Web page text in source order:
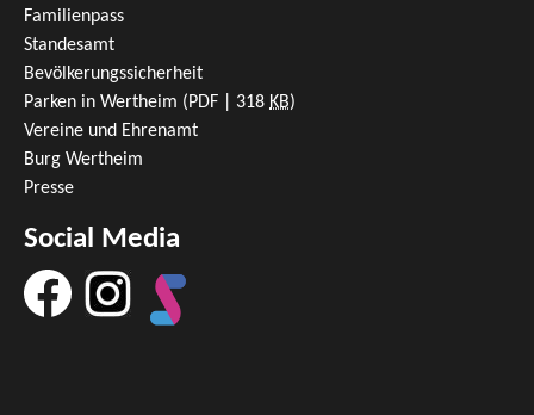
Familienpass
Standesamt
Bevölkerungssicherheit
Parken in Wertheim (PDF | 318 KB)
Vereine und Ehrenamt
Burg Wertheim
Presse
Social Media